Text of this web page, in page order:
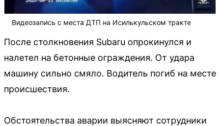
Видеозапись с места ДТП на Исилькульском тракте
После столкновения Subaru опрокинулся и
налетел на бетонные ограждения. От удара
машину сильно смяло. Водитель погиб на месте
происшествия.
Обстоятельства аварии выясняют сотрудники